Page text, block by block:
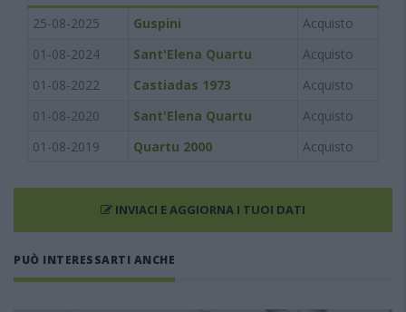
25-08-2025
Guspini
Acquisto
01-08-2024
Sant'Elena Quartu
Acquisto
01-08-2022
Castiadas 1973
Acquisto
01-08-2020
Sant'Elena Quartu
Acquisto
01-08-2019
Quartu 2000 Acquisto
INVIACI E AGGIORNA I TUOI DATI
PUÒ INTERESSARTI ANCHE